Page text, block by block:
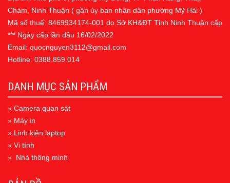
Chàm, Ninh Thuận ( gần ủy ban nhân dân phường Mỹ Hải )
Mã số thuế: 8469934174-001 do Sở KH&ĐT Tỉnh Ninh Thuận cấp
*** Ngày cấp lần đầu 16/02/2022
Email: quocnguyen3112@gmail.com
Hotline: 0388.859.014
DANH MỤC SẢN PHẨM
» Camera quan sát
» Máy in
» Linh kiện laptop
» Vi tính
» Nhà thông minh